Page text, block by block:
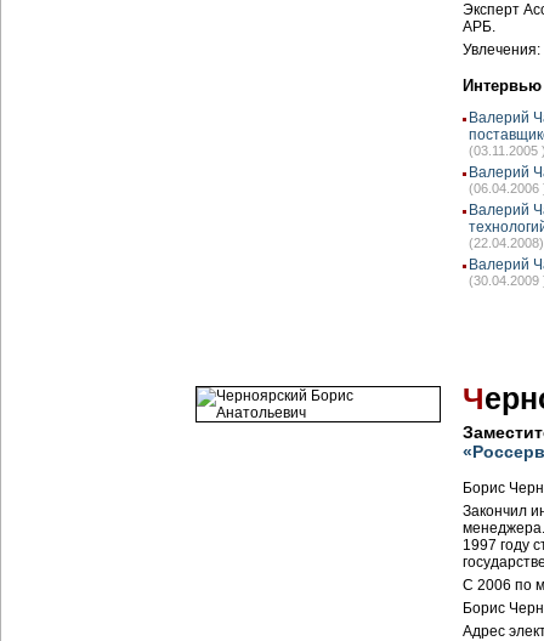
Эксперт
АРБ.
Интервью
Валерий
(03.11.2005
Валерий
(06.04.2006
Валерий
(22.04.2008)
Валерий
(30.04.2009
Ч
Борис
Закончил
1997 году
С 2006 по
Борис
Адрес